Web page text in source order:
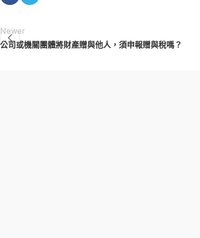
Newer
公司或機關團體將財產贈與他人，須申報贈與稅嗎？